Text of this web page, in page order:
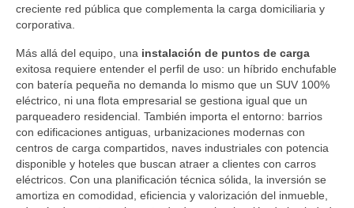
creciente red pública que complementa la carga domiciliaria y
corporativa.
Más allá del equipo, una instalación de puntos de carga
exitosa requiere entender el perfil de uso: un híbrido enchufable
con batería pequeña no demanda lo mismo que un SUV 100%
eléctrico, ni una flota empresarial se gestiona igual que un
parqueadero residencial. También importa el entorno: barrios
con edificaciones antiguas, urbanizaciones modernas con
centros de carga compartidos, naves industriales con potencia
disponible y hoteles que buscan atraer a clientes con carros
eléctricos. Con una planificación técnica sólida, la inversión se
amortiza en comodidad, eficiencia y valorización del inmueble,